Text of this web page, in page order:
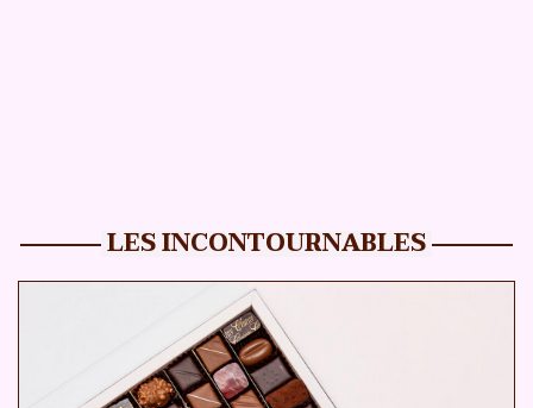
LES INCONTOURNABLES